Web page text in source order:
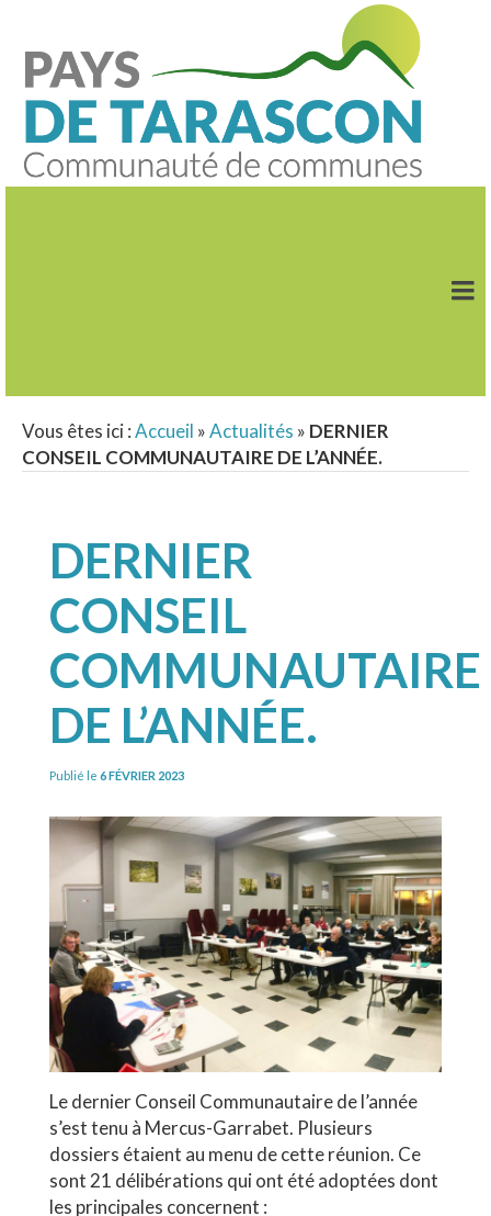
Vous êtes ici :Accueil »Actualités » DERNIER
CONSEIL COMMUNAUTAIRE DE L’ANNÉE.
DERNIER
CONSEIL
COMMUNAUTAIRE
DE L’ANNÉE.
Publié le 6 FÉVRIER 2023
Le dernier Conseil Communautaire de l’année
s’est tenu à Mercus-Garrabet. Plusieurs
dossiers étaient au menu de cette réunion. Ce
sont 21 délibérations qui ont été adoptées dont
les principales concernent :